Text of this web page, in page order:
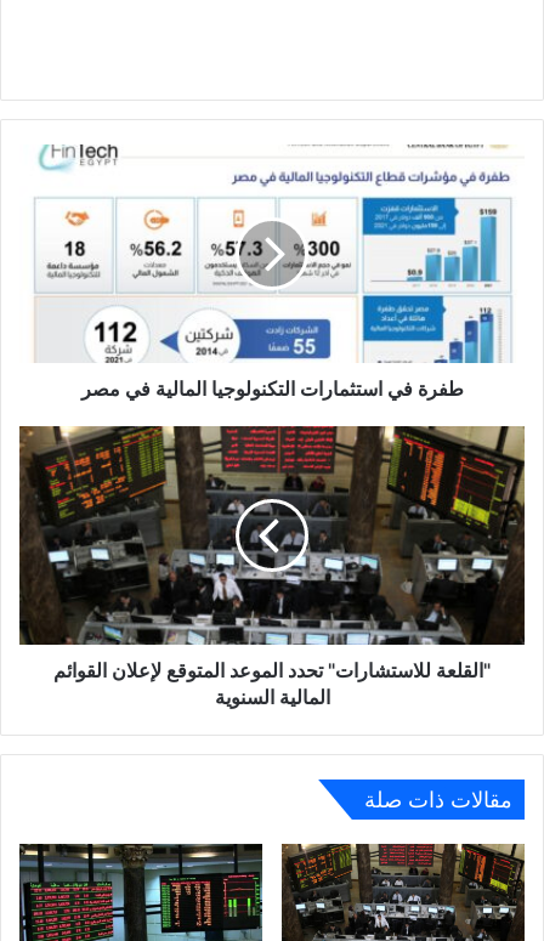
طفرة
في
استثمارات
التكنولوجيا
مصر
طفرة في استثمارات التكنولوجيا المالية في مصر
"القلعة
للاستشارات"
تحدد
الموعد
المتوقع
لإعلان
القوائم
السنوية
"القلعة للاستشارات" تحدد الموعد المتوقع لإعلان القوائم
المالية السنوية
مقالات ذات صلة